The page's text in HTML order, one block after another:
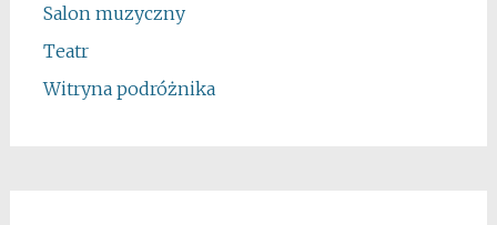
Salon muzyczny
Teatr
Witryna podróżnika